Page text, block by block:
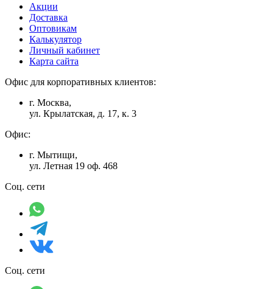
Акции
Доставка
Оптовикам
Калькулятор
Личный кабинет
Карта сайта
Офис для корпоративных клиентов:
г. Москва,
ул. Крылатская, д. 17, к. 3
Офис:
г. Мытищи,
ул. Летная 19 оф. 468
Соц. сети
Соц. сети